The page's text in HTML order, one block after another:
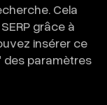
Cela
grâce à
insérer ce
des paramètres